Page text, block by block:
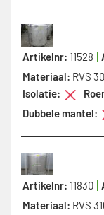
Artikelnr: 11528
Materiaal: RVS
Isolatie:
Dubbele mantel:
Artikelnr: 11830
Materiaal: RVS